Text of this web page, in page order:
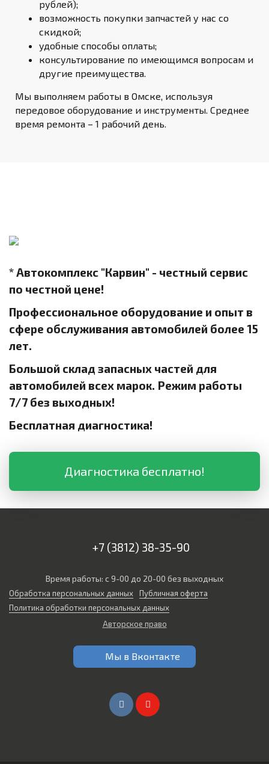
рублей);
возможность покупки запчастей у нас со
скидкой;
удобные способы оплаты;
консультирование по имеющимся вопросам и
другие преимущества.
Мы выполняем работы в Омске, используя
передовое оборудование и инструменты. Среднее
время ремонта – 1 рабочий день.
* Автокомплекс "Карвин" - честный сервис
по честной цене!
Профессиональное оборудование и опыт в
сфере обслуживания автомобилей более 15
лет.
Большой склад запасных частей для
автомобилей всех марок. Режим работы
7/7 без выходных!
Бесплатная диагностика!
Диагностика бесплатно!
+7 (3812) 38-35-90
Время работы: с 9-00 до 20-00 без выходных
Обработка персональных данных
Публичная оферта
Политика обработки персональных данных
Авторское право
Мы в Вконтакте